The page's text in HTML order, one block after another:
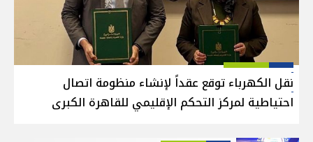
نقل الكهرباء توقع عقداً لإنشاء منظومة اتصال
احتياطية لمركز التحكم الإقليمي للقاهرة الكبرى